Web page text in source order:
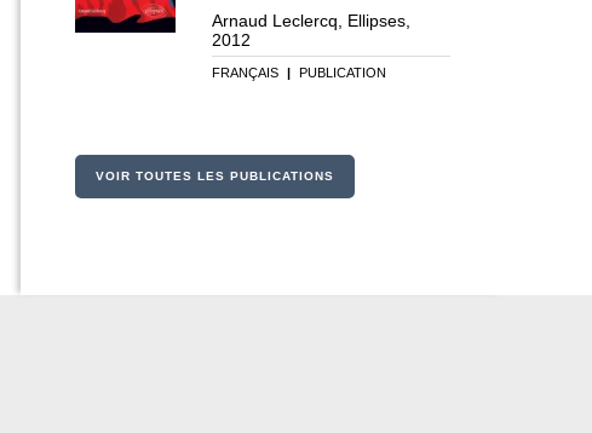
Arnaud Leclercq, Ellipses,
2012
FRANÇAIS | PUBLICATION
VOIR TOUTES LES PUBLICATIONS